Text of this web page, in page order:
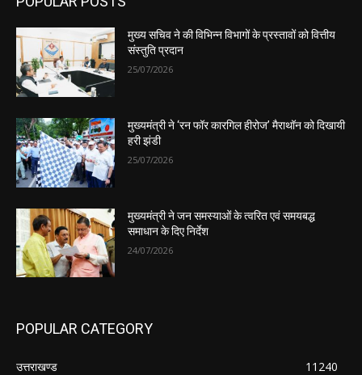
मुख्य सचिव ने की विभिन्न विभागों के प्रस्तावों को वित्तीय
संस्तुति प्रदान
25/07/2026
मुख्यमंत्री ने ‘रन फॉर कारगिल हीरोज’ मैराथॉन को दिखायी
हरी झंडी
25/07/2026
मुख्यमंत्री ने जन समस्याओं के त्वरित एवं समयबद्ध
समाधान के दिए निर्देश
24/07/2026
POPULAR CATEGORY
उत्तराखण्ड
11240